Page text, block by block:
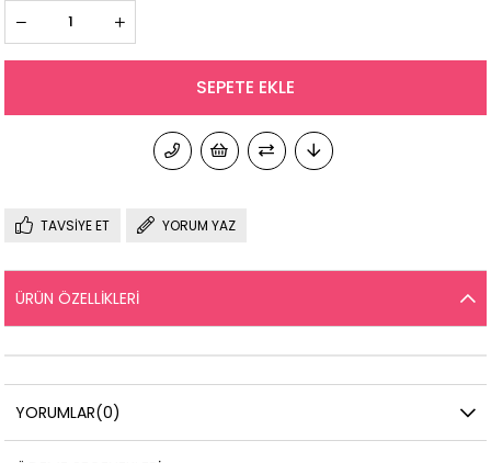
TAVSIYE ET YORUM YAZ
ÜRÜN ÖZELLIKLERI
YORUMLAR(0)